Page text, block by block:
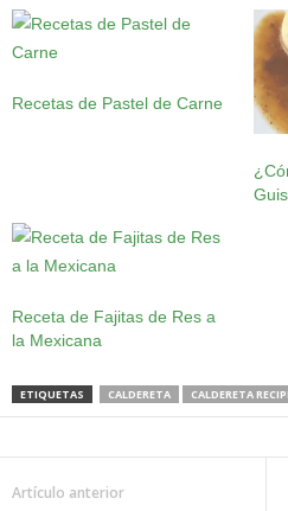
Recetas de Pastel de Carne
Receta de Fajitas de Res a
la Mexicana
ETIQUETAS CALDERETA CALDERETA
Artículo anterior